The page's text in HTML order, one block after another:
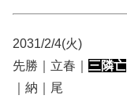
2031/2/4(火)
先勝｜立春｜ 三隣亡
｜納｜尾